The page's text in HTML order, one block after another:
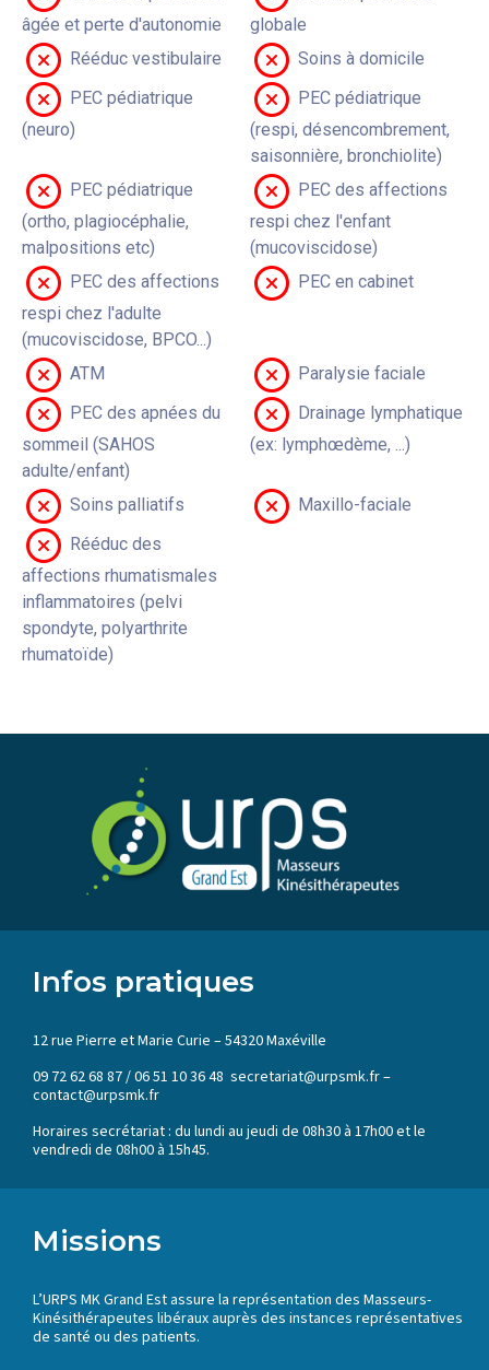
âgée et perte d'autonomie
globale
Rééduc vestibulaire
Soins à domicile
PEC pédiatrique
(neuro)
PEC pédiatrique
(respi, désencombrement,
saisonnière, bronchiolite)
PEC pédiatrique
(ortho, plagiocéphalie,
malpositions etc)
PEC des affections
respi chez l'enfant
(mucoviscidose)
PEC des affections
respi chez l'adulte
(mucoviscidose, BPCO...)
PEC en cabinet
ATM
Paralysie faciale
PEC des apnées du
sommeil (SAHOS
adulte/enfant)
Drainage lymphatique
(ex: lymphœdème, ...)
Soins palliatifs
Maxillo-faciale
Rééduc des
affections rhumatismales
inflammatoires (pelvi
spondyte, polyarthrite
rhumatoïde)
Infos pratiques
12 rue Pierre et Marie Curie – 54320 Maxéville
09 72 62 68 87 / 06 51 10 36 48 secretariat@urpsmk.fr –
contact@urpsmk.fr
Horaires secrétariat : du lundi au jeudi de 08h30 à 17h00 et le
vendredi de 08h00 à 15h45.
Missions
L’URPS MK Grand Est assure la représentation des Masseurs-
Kinésithérapeutes libéraux auprès des instances représentatives
de santé ou des patients.